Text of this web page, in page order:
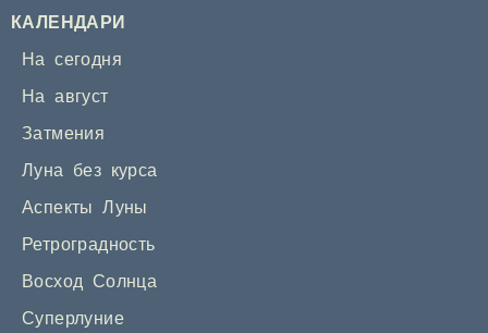
КАЛЕНДАРИ
На сегодня
На август
Затмения
Луна без курса
Аспекты Луны
Ретроградность
Восход Солнца
Суперлуние